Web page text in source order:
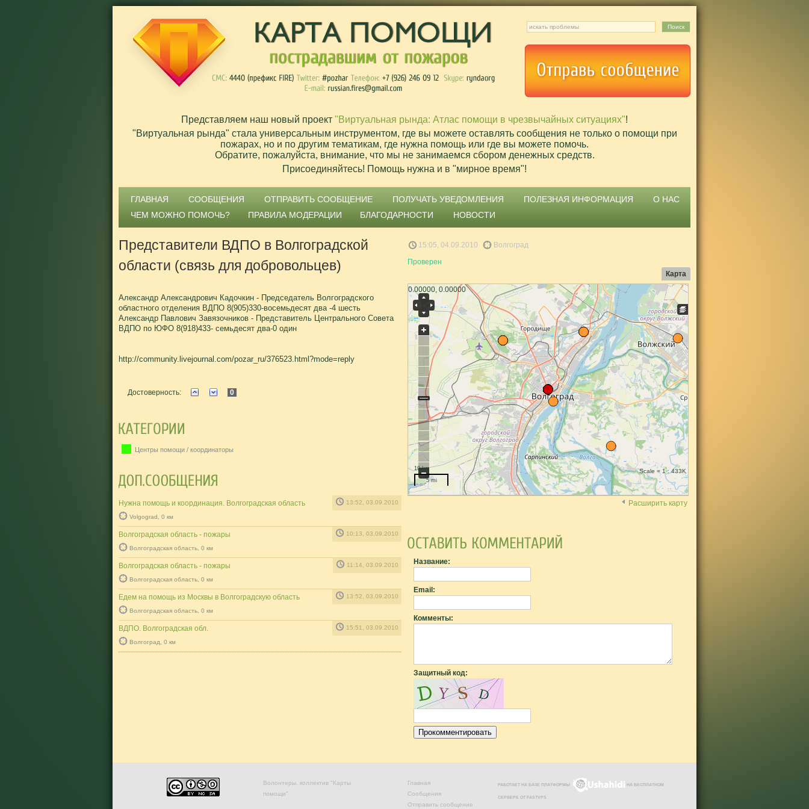
Представляем наш новый проект "Виртуальная рында: Атлас помощи в чрезвычайных ситуациях"!
"Виртуальная рында" стала универсальным инструментом, где вы можете оставлять сообщения не только о помощи при
пожарах, но и по другим тематикам, где нужна помощь или где вы можете помочь.
Обратите, пожалуйста, внимание, что мы не занимаемся сбором денежных средств.
Присоединяйтесь! Помощь нужна и в "мирное время"!
ГЛАВНАЯ СООБЩЕНИЯ ОТПРАВИТЬ СООБЩЕНИЕ ПОЛУЧАТЬ УВЕДОМЛЕНИЯ ПОЛЕЗНАЯ ИНФОРМАЦИЯ
О НАС
ЧЕМ МОЖНО ПОМОЧЬ?
ПРАВИЛА МОДЕРАЦИИ БЛАГОДАРНОСТИ НОВОСТИ
Представители ВДПО в Волгоградской
области (связь для добровольцев)
Александр Александрович Кадочкин - Председатель Волгоградского
областного отделения ВДПО 8(905)330-восемьдесят два -4 шесть
Александр Павлович Завязочников - Представитель Центрального Совета
ВДПО по ЮФО 8(918)433- семьдесят два-0 один
http://community.livejournal.com/pozar_ru/376523.html?mode=reply
Достоверность: 0
Центры помощи / координаторы
Нужна помощь и координация. Волгоградская область 13:52, 03.09.2010
Volgograd, 0 км
Волгоградская область - пожары 10:13, 03.09.2010
Волгоградская область, 0 км
Волгоградская область - пожары 11:14, 03.09.2010
Волгоградская область, 0 км
Едем на помощь из Москвы в Волгоградскую область 13:52, 03.09.2010
Волгоградская область, 0 км
ВДПО. Волгоградская обл. 15:51, 03.09.2010
Волгоград, 0 км
15:05, 04.09.2010
Волгоград
Проверен
Карта
0.00000, 0.00000
Scale = 1 : 433K
10 km
5 mi
Расширить карту
Название:
Email:
Комменты:
Защитный код:
Волонтеры, коллектив "Карты
помощи"
Главная
Сообщения
Отправить сообщение
РАБОТАЕТ НА БАЗЕ ПЛАТФОРМЫ НА БЕСПЛАТНОМ
СЕРВЕРЕ ОТ FASTVPS